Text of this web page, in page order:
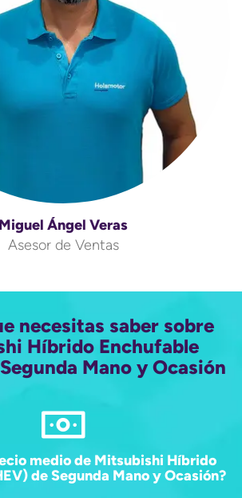
Miguel Ángel Veras
Asesor de Ventas
necesitas saber sobre
Híbrido Enchufable
Mano y Ocasión
medio de Mitsubishi Híbrido
de Segunda Mano y Ocasión?